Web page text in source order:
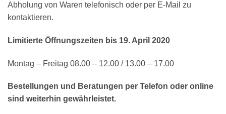
Abholung von Waren telefonisch oder per E-Mail zu
kontaktieren.
Limitierte Öffnungszeiten bis 19. April 2020
Montag – Freitag 08.00 – 12.00 / 13.00 – 17.00
Bestellungen und Beratungen per Telefon oder online
sind weiterhin gewährleistet.